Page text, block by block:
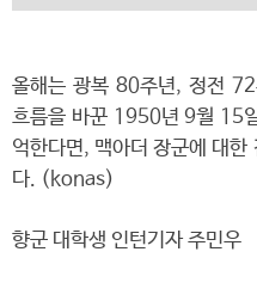
올해는 광복 80주년, 정전
흐름을 바꾼 1950년 9월 15
억한다면, 맥아더 장군에 대한
다. (konas)
향군 대학생 인턴기자 주민우